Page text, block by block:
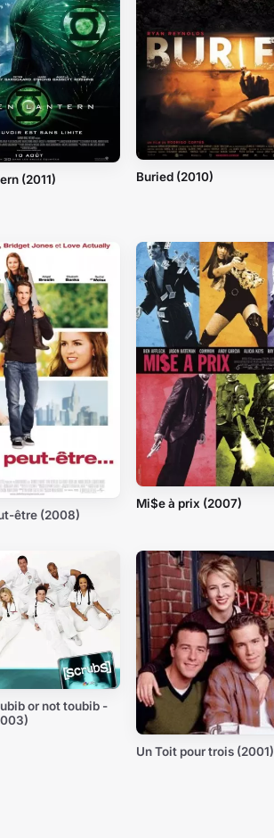
(2011)
Buried (2010)
être (2008)
Mi$e à prix (2007)
or not toubib -
Un Toit pour trois (2001)